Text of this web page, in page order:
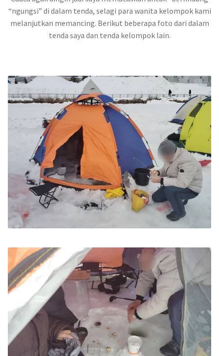
“ngungsi” di dalam tenda, selagi para wanita kelompok kami
melanjutkan memancing. Berikut beberapa foto dari dalam
tenda saya dan tenda kelompok lain.